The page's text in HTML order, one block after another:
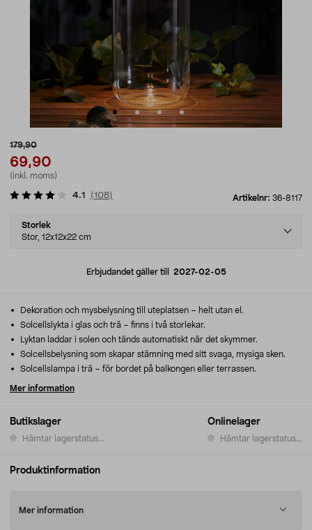
179,90
69,90
(inkl. moms)
Artikelnr: 36-8117
4.1 (108)
Select
variant
Storlek
Stor, 12x12x22 cm
Erbjudandet gäller till 2027-02-05
Butikslager
Hämtar lagerstatus...
Onlinelager
Hämtar lagerstatus...
Dekoration och mysbelysning till uteplatsen – helt utan el.
Solcellslykta i glas och trä – finns i två storlekar.
Lyktan laddar i solen och tänds automatiskt när det skymmer.
Solcellsbelysning som skapar stämning med sitt svaga, mysiga sken.
Solcellslampa i trä – för bordet på balkongen eller terrassen.
Mer information
Produktinformation
Mer information